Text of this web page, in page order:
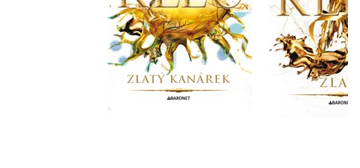
Do košíku
569 Kč
455 Kč
Do
399 Kč